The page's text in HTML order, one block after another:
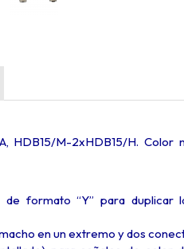
HDB15/M-2xHDB15/H.
de formato “Y” para
en un extremo y dos